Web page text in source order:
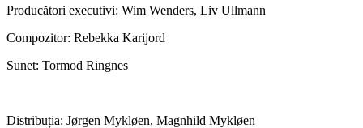
Producători executivi: Wim Wenders, Liv Ullmann
Compozitor: Rebekka Karijord
Sunet: Tormod Ringnes
Distribuția: Jørgen Mykløen, Magnhild Mykløen